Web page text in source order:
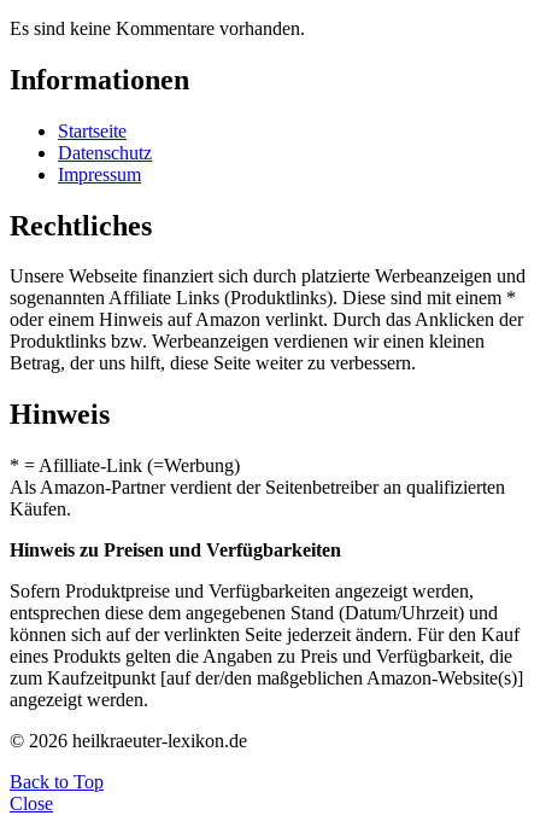
Es sind keine Kommentare vorhanden.
Informationen
Startseite
Datenschutz
Impressum
Rechtliches
Unsere Webseite finanziert sich durch platzierte Werbeanzeigen und
sogenannten Affiliate Links (Produktlinks). Diese sind mit einem *
oder einem Hinweis auf Amazon verlinkt. Durch das Anklicken der
Produktlinks bzw. Werbeanzeigen verdienen wir einen kleinen
Betrag, der uns hilft, diese Seite weiter zu verbessern.
Hinweis
* = Afilliate-Link (=Werbung)
Als Amazon-Partner verdient der Seitenbetreiber an qualifizierten
Käufen.
Hinweis zu Preisen und Verfügbarkeiten
Sofern Produktpreise und Verfügbarkeiten angezeigt werden,
entsprechen diese dem angegebenen Stand (Datum/Uhrzeit) und
können sich auf der verlinkten Seite jederzeit ändern. Für den Kauf
eines Produkts gelten die Angaben zu Preis und Verfügbarkeit, die
zum Kaufzeitpunkt [auf der/den maßgeblichen Amazon-Website(s)]
angezeigt werden.
© 2026 heilkraeuter-lexikon.de
Back to Top
Close